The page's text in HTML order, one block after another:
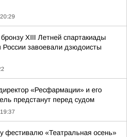
XIII Летней спартакиады
России завоевали дзюдоисты
«Ресфармации» и его
предстанут перед судом
фестивалю «Театральная осень»